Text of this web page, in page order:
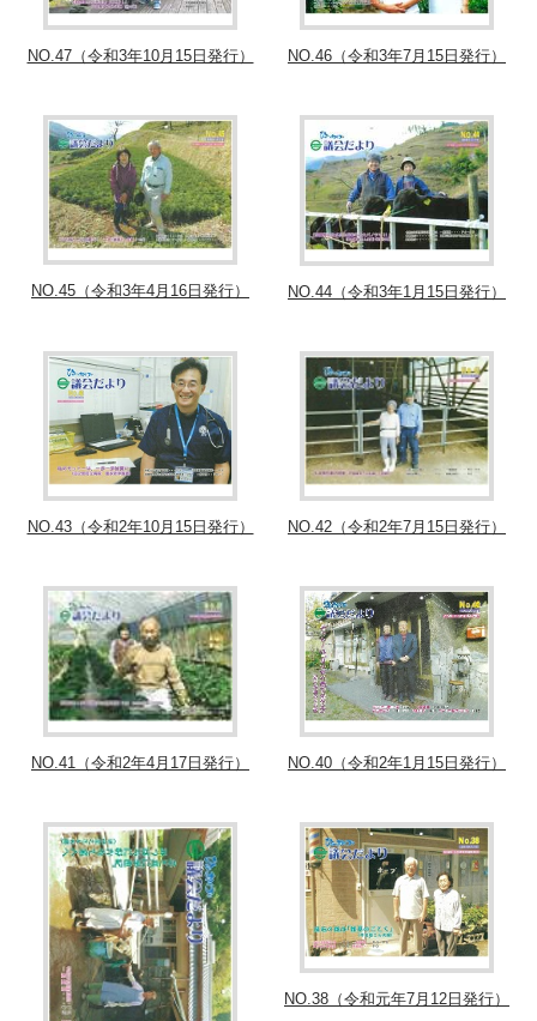
NO.47（令和3年10月15日発行） NO.46（令和3年7月15日発行）
NO.45（令和3年4月16日発行） NO.44（令和3年1月15日発行）
NO.43（令和2年10月15日発行） NO.42（令和2年7月15日発行）
NO.41（令和2年4月17日発行） NO.40（令和2年1月15日発行）
NO.38（令和元年7月12日発行）